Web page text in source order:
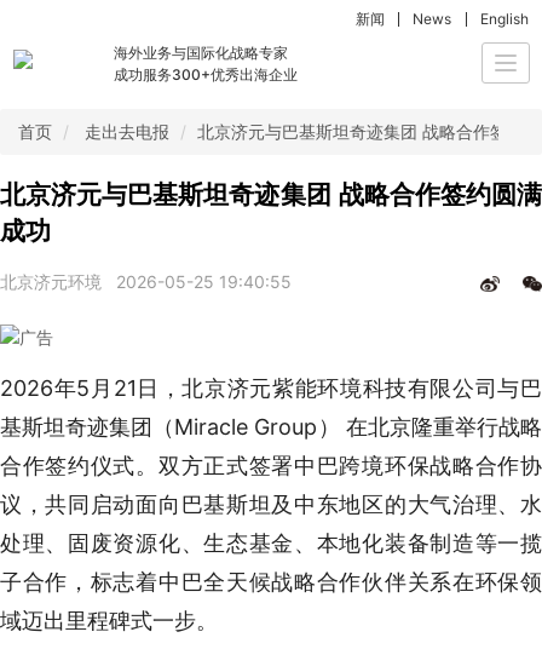
海外业务与国际化战略专家
成功服务300+优秀出海企业
新闻 News English
首页 走出去电报 北京济元与巴基斯坦奇迹集团 战略合作签约
北京济元与巴基斯坦奇迹集团 战略合作签约圆满
成功
北京济元环境 2026-05-25 19:40:55
2026年5月21日，北京济元紫能环境科技有限公司与巴
基斯坦奇迹集团（Miracle Group） 在北京隆重举行战略
合作签约仪式。双方正式签署中巴跨境环保战略合作协
议，共同启动面向巴基斯坦及中东地区的大气治理、水
处理、固废资源化、生态基金、本地化装备制造等一揽
子合作，标志着中巴全天候战略合作伙伴关系在环保领
域迈出里程碑式一步。